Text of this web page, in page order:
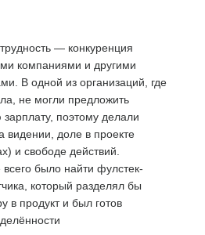
— конкуренция
компаниями и другими
В одной из организаций, где
не могли предложить
поэтому делали
видении, доле в проекте
и свободе действий.
было найти фулстек-
который разделял бы
в продукт и был готов